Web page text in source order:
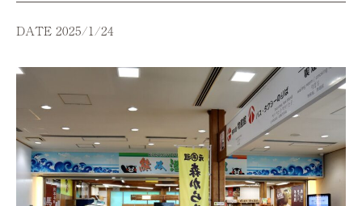
DATE 2025/1/24